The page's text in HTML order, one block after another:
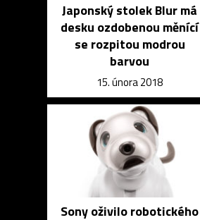
Japonský stolek Blur má
desku ozdobenou měnící
se rozpitou modrou
barvou
15. února 2018
Sony oživilo robotického